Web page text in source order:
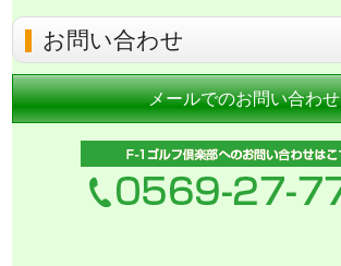
お問い合わせ
メールでのお問い合わせ